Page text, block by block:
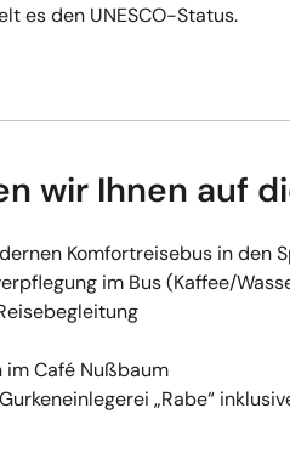
es den UNESCO-Status.
wir Ihnen auf
Komfortreisebus in den
im Bus (Kaffee/
im Café Nußbaum
„Rabe“